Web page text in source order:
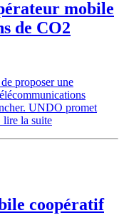
mobile
de CO2
proposer une
UNDO promet
lire la suite
coopératif